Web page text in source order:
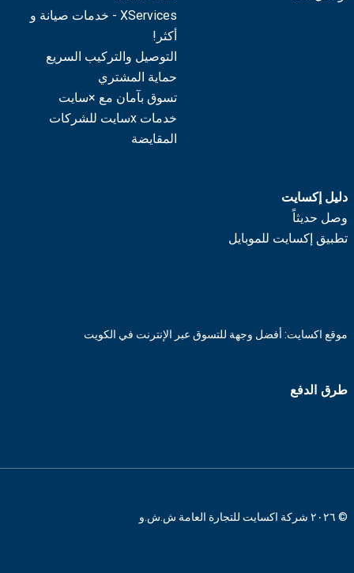
XServices - خدمات صيانة و
أكثر!
التوصيل والتركيب السريع
حماية المشتري
تسوق بآمان مع ×سايت
خدمات xسايت للشركات
المقايضة
دليل إكسايت
وصل حديثاً
تطبيق إكسايت للموبايل
موقع اكسايت: أفضل وجهة للتسوق عبر الإنترنت في الكويت
طرق الدفع
© ٢٠٢٦ شركة اكسايت للتجارة العامة ش.ش.و